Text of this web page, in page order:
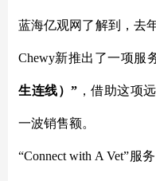
蓝海亿观网了解到，去
Chewy新推出了一项服
生连线）” ，借助这项
一波销售额。
“Connect with A Vet”服